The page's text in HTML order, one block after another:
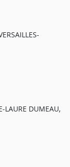
DUMEAU,